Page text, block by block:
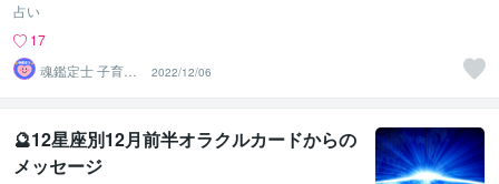
占い
17
魂鑑定士 子育て
かぁちゃん！
2022/12/06
🔮12星座別12月前半オラクルカードからの
メッセージ